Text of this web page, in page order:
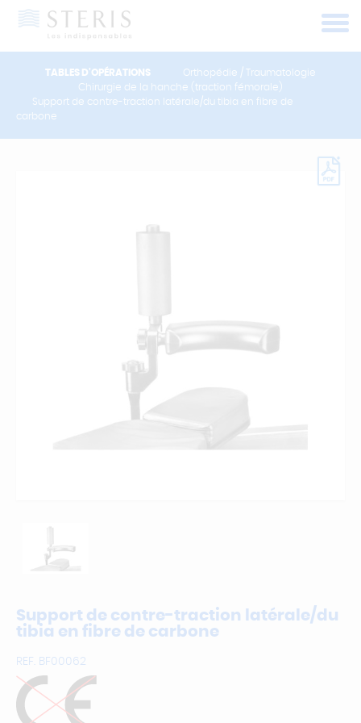
TABLES D'OPÉRATIONS
Orthopédie / Traumatologie
Chirurgie de la hanche (traction fémorale)
Support de contre-traction latérale/du tibia en fibre de
carbone
Support de contre-traction latérale/du
tibia en fibre de carbone
REF. BF00062
Panneau de gestion des cookies